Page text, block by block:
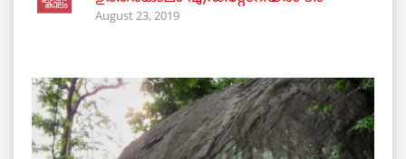
August 23, 2019